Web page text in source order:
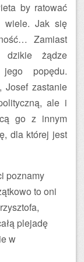
by ratować
wiele. Jak się
Zamiast
dzikie żądze
popędu.
Josef zastanie
ale i
go z innym
dla której jest
poznamy
to oni
plejadę
w